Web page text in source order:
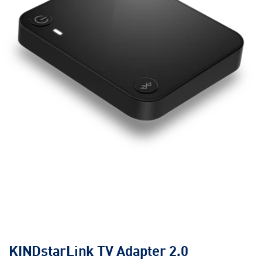
KINDstarLink TV Adapter 2.0